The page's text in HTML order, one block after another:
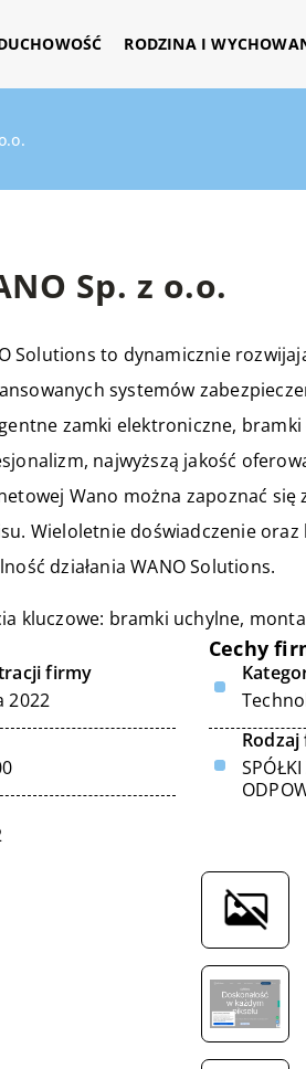
RODZINA I
Sp. z o.o.
Solutions to dynamicznie
systemów
zamki elektroniczne,
najwyższą jakość
Wano można zapoznać się
Wieloletnie doświadczenie
działania WANO Solutions.
kluczowe: bramki uchylne,
firmy
2022
Cechy